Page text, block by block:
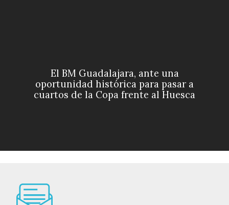
El BM Guadalajara, ante una
oportunidad histórica para pasar a
cuartos de la Copa frente al Huesca